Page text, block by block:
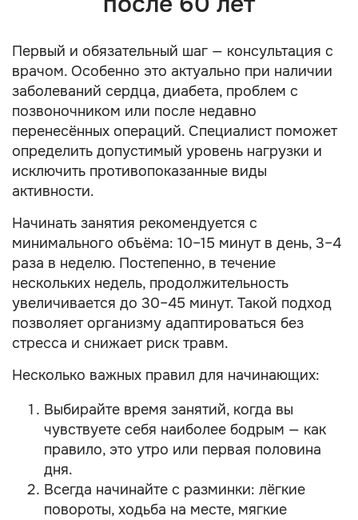
Первый и обязательный шаг — консультация с
врачом. Особенно это актуально при наличии
заболеваний сердца, диабета, проблем с
позвоночником или после недавно
перенесённых операций. Специалист поможет
определить допустимый уровень нагрузки и
исключить противопоказанные виды
активности.
Начинать занятия рекомендуется с
минимального объёма: 10–15 минут в день, 3–4
раза в неделю. Постепенно, в течение
нескольких недель, продолжительность
увеличивается до 30–45 минут. Такой подход
позволяет организму адаптироваться без
стресса и снижает риск травм.
Несколько важных правил для начинающих:
Выбирайте время занятий, когда вы
чувствуете себя наиболее бодрым — как
правило, это утро или первая половина
дня.
Всегда начинайте с разминки: лёгкие
повороты, ходьба на месте, мягкие